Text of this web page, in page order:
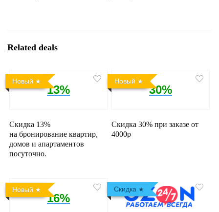
Related deals
Новый
13%
Скидка 13%
на бронирование квартир,
домов и апартаментов
посуточно.
Новый
30%
Скидка 30% при заказе от
4000р
Новый
16%
Скидка